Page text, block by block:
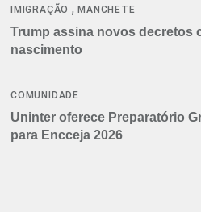
IMIGRAÇÃO ,MANCHETE
Trump assina novos decretos
nascimento
COMUNIDADE
Uninter oferece Preparatório
para Encceja 2026